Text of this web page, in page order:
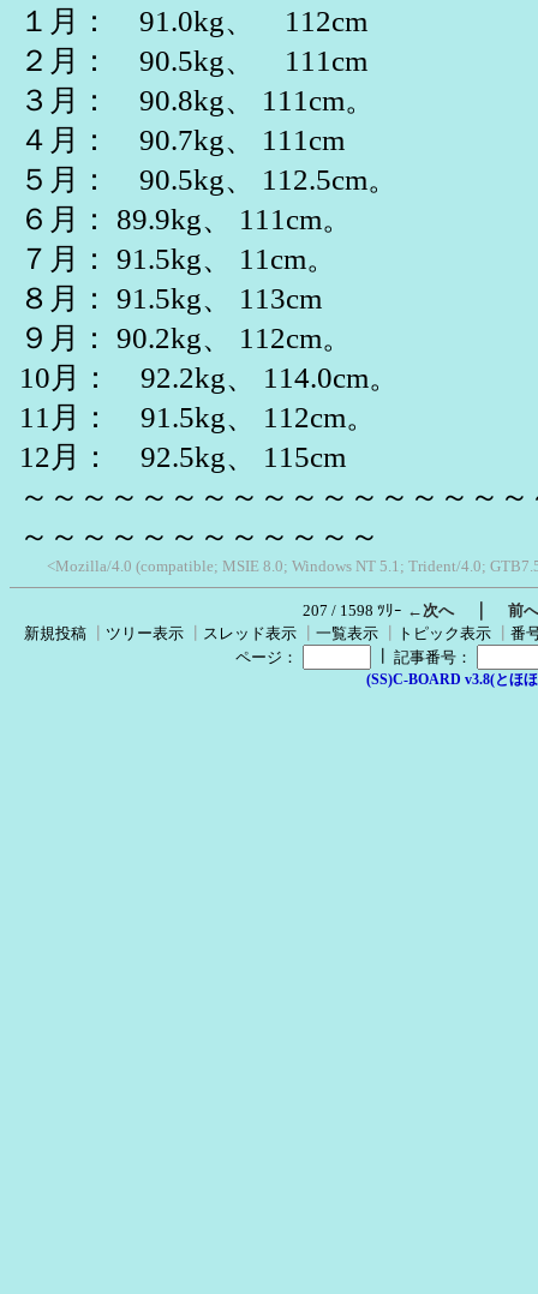
１月： 91.0kg、 112cm
２月： 90.5kg、 111cm
３月： 90.8kg、 111cm。
４月： 90.7kg、 111cm
５月： 90.5kg、 112.5cm。
６月： 89.9kg、 111cm。
７月： 91.5kg、 11cm。
８月： 91.5kg、 113cm
９月： 90.2kg、 112cm。
10月： 92.2kg、 114.0cm。
11月： 91.5kg、 112cm。
12月： 92.5kg、 115cm
～～～～～～～～～～～～～～～～
～～～～～～～～～～～～
<Mozilla/4.0 (compatible; MSIE 8.0; Windows NT 5.1; Trident/4.0;
207 / 1598 ﾂﾘｰ ←次へ｜ 前
新規投稿
ツリー表示 スレッド表示 一覧表示 トピック表示
番
ページ：
記事番号：
(SS)C-BOARD v3.8(とほ